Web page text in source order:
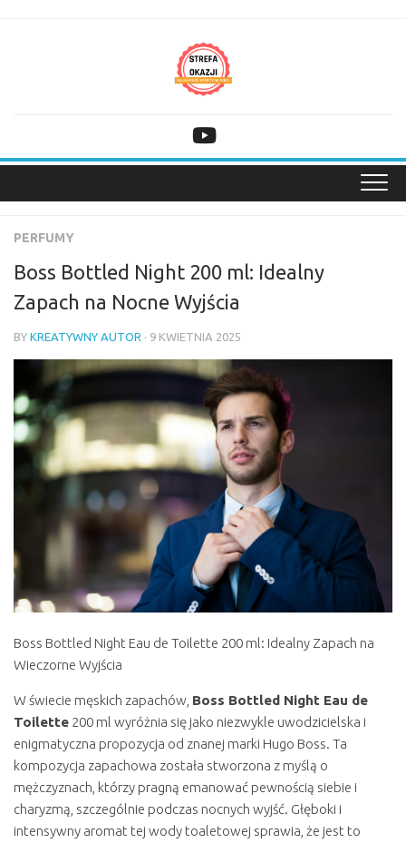
PERFUMY
Boss Bottled Night 200 ml: Idealny
Zapach na Nocne Wyjścia
BY KREATYWNY AUTOR · 9 KWIETNIA 2025
Boss Bottled Night Eau de Toilette 200 ml: Idealny Zapach na
Wieczorne Wyjścia
W świecie męskich zapachów, Boss Bottled Night Eau de
Toilette 200 ml wyróżnia się jako niezwykle uwodzicielska i
enigmatyczna propozycja od znanej marki Hugo Boss. Ta
kompozycja zapachowa została stworzona z myślą o
mężczyznach, którzy pragną emanować pewnością siebie i
charyzmą, szczególnie podczas nocnych wyjść. Głęboki i
intensywny aromat tej wody toaletowej sprawia, że jest to